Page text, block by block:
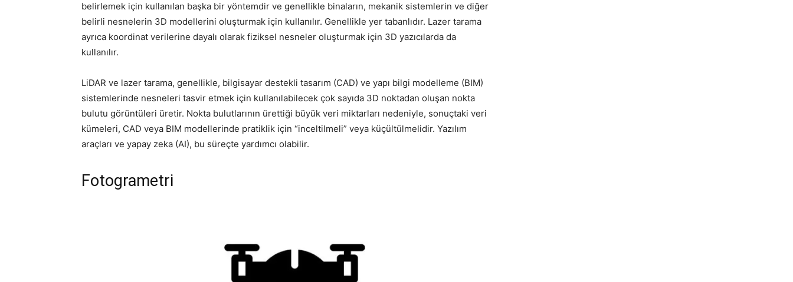
belirlemek için kullanılan başka bir yöntemdir ve genellikle binaların, mekanik sistemlerin ve diğer
belirli nesnelerin 3D modellerini oluşturmak için kullanılır. Genellikle yer tabanlıdır. Lazer tarama
ayrıca koordinat verilerine dayalı olarak fiziksel nesneler oluşturmak için 3D yazıcılarda da
kullanılır.
LiDAR ve lazer tarama, genellikle, bilgisayar destekli tasarım (CAD) ve yapı bilgi modelleme (BIM)
sistemlerinde nesneleri tasvir etmek için kullanılabilecek çok sayıda 3D noktadan oluşan nokta
bulutu görüntüleri üretir. Nokta bulutlarının ürettiği büyük veri miktarları nedeniyle, sonuçtaki veri
kümeleri, CAD veya BIM modellerinde pratiklik için “inceltilmeli” veya küçültülmelidir. Yazılım
araçları ve yapay zeka (AI), bu süreçte yardımcı olabilir.
Fotogrametri